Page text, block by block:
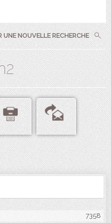
UNE NOUVELLE RECHERCHE
7358